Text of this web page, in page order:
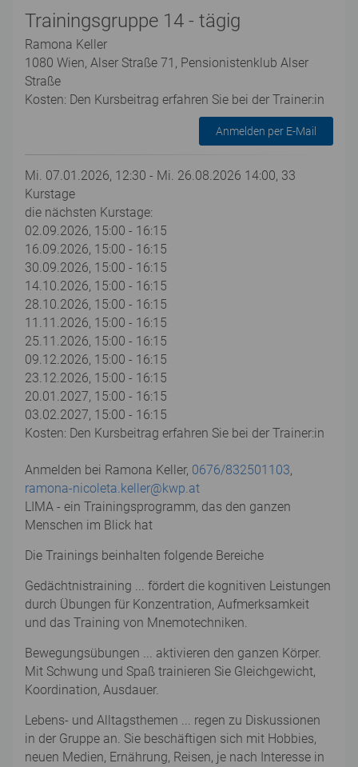
Trainingsgruppe 14 - tägig
Ramona Keller
1080 Wien, Alser Straße 71, Pensionistenklub Alser
Straße
Kosten: Den Kursbeitrag erfahren Sie bei der Trainer:in
Anmelden per E-Mail
Mi. 07.01.2026, 12:30 - Mi. 26.08.2026 14:00, 33
Kurstage
die nächsten Kurstage:
02.09.2026, 15:00 - 16:15
16.09.2026, 15:00 - 16:15
30.09.2026, 15:00 - 16:15
14.10.2026, 15:00 - 16:15
28.10.2026, 15:00 - 16:15
11.11.2026, 15:00 - 16:15
25.11.2026, 15:00 - 16:15
09.12.2026, 15:00 - 16:15
23.12.2026, 15:00 - 16:15
20.01.2027, 15:00 - 16:15
03.02.2027, 15:00 - 16:15
Kosten: Den Kursbeitrag erfahren Sie bei der Trainer:in
Anmelden bei Ramona Keller, 0676/832501103,
ramona-nicoleta.keller@kwp.at
LIMA - ein Trainingsprogramm, das den ganzen
Menschen im Blick hat
Die Trainings beinhalten folgende Bereiche
Gedächtnistraining ... fördert die kognitiven Leistungen
durch Übungen für Konzentration, Aufmerksamkeit
und das Training von Mnemotechniken.
Bewegungsübungen ... aktivieren den ganzen Körper.
Mit Schwung und Spaß trainieren Sie Gleichgewicht,
Koordination, Ausdauer.
Lebens- und Alltagsthemen ... regen zu Diskussionen
in der Gruppe an. Sie beschäftigen sich mit Hobbies,
neuen Medien, Ernährung, Reisen, je nach Interesse in